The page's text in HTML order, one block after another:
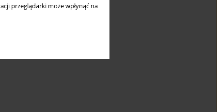
przeglądarki może wpłynąć na